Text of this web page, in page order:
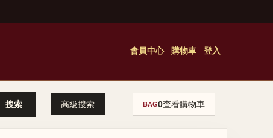
會員中心 購物車 登入
高級搜索 BAG0查看購物車